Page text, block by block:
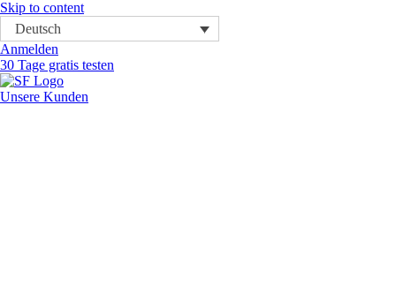
Skip to content
Deutsch
Anmelden
30 Tage gratis testen
Unsere Kunden